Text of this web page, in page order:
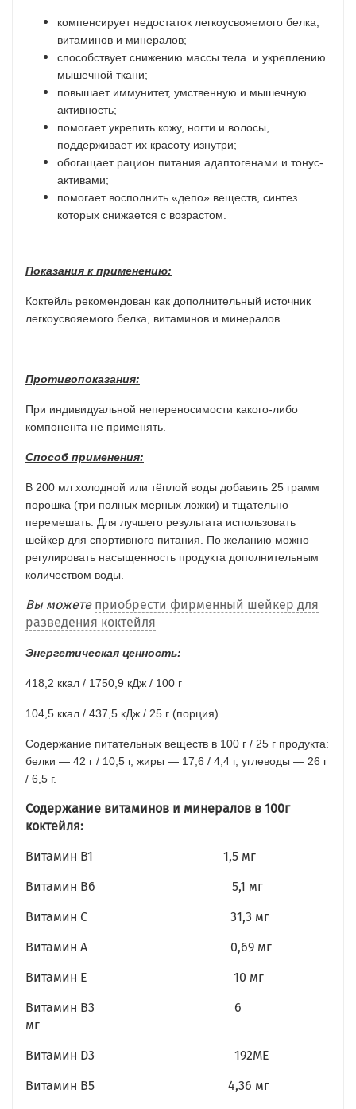
компенсирует недостаток легкоусвояемого белка,
витаминов и минералов;
способствует снижению массы тела и укреплению
мышечной ткани;
повышает иммунитет, умственную и мышечную
активность;
помогает укрепить кожу, ногти и волосы,
поддерживает их красоту изнутри;
обогащает рацион питания адаптогенами и тонус-
активами;
помогает восполнить «депо» веществ, синтез
которых снижается с возрастом.
Показания к применению:
Коктейль рекомендован как дополнительный источник
легкоусвояемого белка, витаминов и минералов.
Противопоказания:
При индивидуальной непереносимости какого-либо
компонента не применять.
Способ применения:
В 200 мл холодной или тёплой воды добавить 25 грамм
порошка (три полных мерных ложки) и тщательно
перемешать. Для лучшего результата использовать
шейкер для спортивного питания. По желанию можно
регулировать насыщенность продукта дополнительным
количеством воды.
Вы можете приобрести фирменный шейкер для
разведения коктейля
Энергетическая ценность:
418,2 ккал / 1750,9 кДж / 100 г
104,5 ккал / 437,5 кДж / 25 г (порция)
Содержание питательных веществ в 100 г / 25 г продукта:
белки — 42 г / 10,5 г, жиры — 17,6 / 4,4 г, углеводы — 26 г
/ 6,5 г.
Содержание витаминов и минералов в 100г
коктейля:
Витамин В1 1,5 мг
Витамин В6 5,1 мг
Витамин С 31,3 мг
Витамин А 0,69 мг
Витамин Е 10 мг
Витамин В3 6
мг
Витамин D3 192МЕ
Витамин B5 4,36 мг